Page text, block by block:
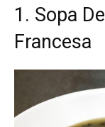
1. Sopa
Francesa